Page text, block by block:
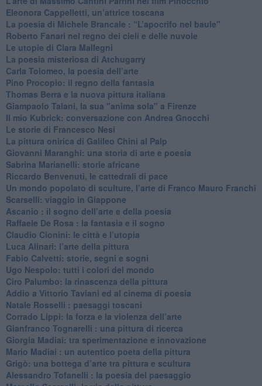
Eleonora Cappelletti, un’attrice toscana
​La poesia di Michele Brancale : “L’apocrifo nel baule"
Roberto Fanari nel regno dei cieli e delle nuvole
Le utopie di Clara Mallegni
​La poesia misteriosa di Atchugarry
Carla Tolomeo, la poesia dell’arte
Pino Procopio: il regno della fantasia
Thomas Berra e la nuova pittura italiana
Giampaolo Talani, la sua "anima sola" a Firenze
Il mio Kubrick: conversazione con Andrea Gnocchi
Le storie di Francesco Nesi
​La pittura onirica di Galileo Chini al Palp
​Giovanni Maranghi: una storia di arte e poesia
Sabrina Marianelli: storie africane
​Riccardo Benvenuti, le cattedrali di pace
​Un mondo popolato di sculture, l’arte di Franco Mauro Franchi
​Scarselli: viaggio in Giappone
​Ascanio : il sogno dell’arte e della poesia
Raffaele De Rosa : la fantasia e il sogno
​Claudio Cionini: le città e l’utopia
Luca Alinari: l’arte della pittura
​Fabio Calvetti: storie, segni e sogni
Ugo Nespolo: tutti i colori del mondo
​Ciro Palumbo: la rinascenza della pittura
​Addio a Vittorio Taviani ed al cinema di poesia
​Natale Rosselli : paesaggi toscani
​Corrado Lippi: la forza e la violenza dell’arte
Gianfranco Tognarelli : una pittura di ricerca
Giorgia Madiai: tra sperimentazione e innovazione
Mario Madiai : un autentico poeta della pittura
Grigò: una bottega d’arte tra pittura e scultura
Alessandro Tofanelli : la poesia del paesaggio